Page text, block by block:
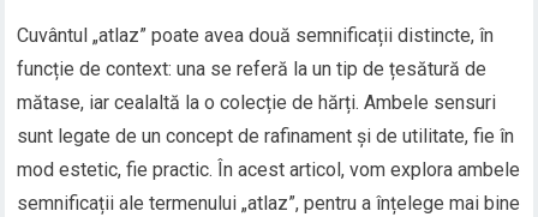
Cuvântul „atlaz” poate avea două semnificații distincte, în
funcție de context: una se referă la un tip de țesătură de
mătase, iar cealaltă la o colecție de hărți. Ambele sensuri
sunt legate de un concept de rafinament și de utilitate, fie în
mod estetic, fie practic. În acest articol, vom explora ambele
semnificații ale termenului „atlaz”, pentru a înțelege mai bine